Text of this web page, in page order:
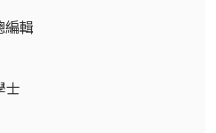
編輯
士